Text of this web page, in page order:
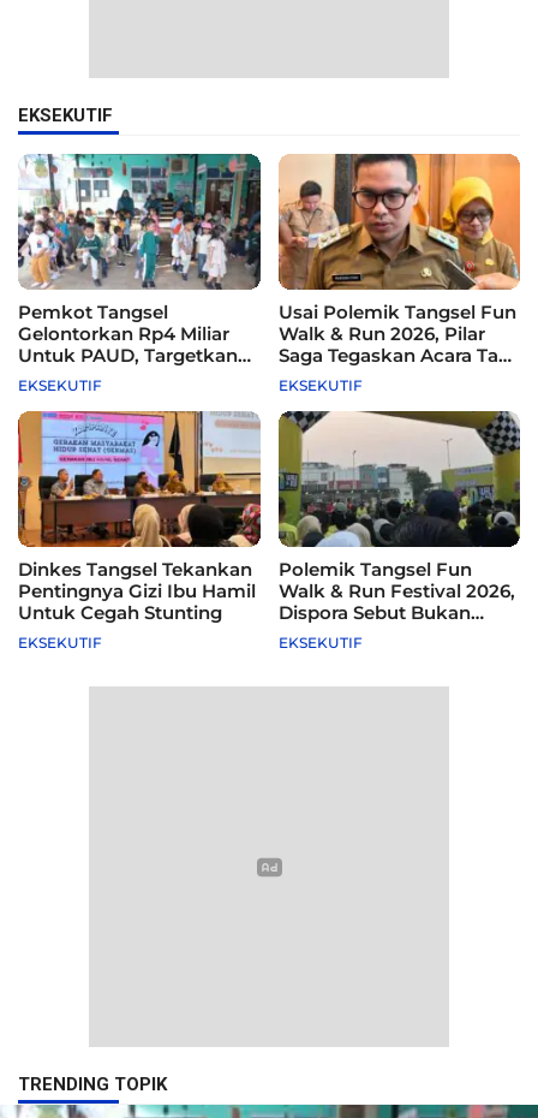
EKSEKUTIF
Pemkot Tangsel
Gelontorkan Rp4 Miliar
Untuk PAUD, Targetkan
115 Sekolah
EKSEKUTIF
Usai Polemik Tangsel Fun
Walk & Run 2026, Pilar
Saga Tegaskan Acara Tak
Difasilitasi Pemkot
EKSEKUTIF
Dinkes Tangsel Tekankan
Pentingnya Gizi Ibu Hamil
Untuk Cegah Stunting
EKSEKUTIF
Polemik Tangsel Fun
Walk & Run Festival 2026,
Dispora Sebut Bukan
Agenda Pemkot
EKSEKUTIF
TRENDING TOPIK